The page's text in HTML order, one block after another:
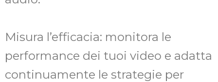
Misura l’efficacia: monitora le
performance dei tuoi video e adatta
continuamente le strategie per